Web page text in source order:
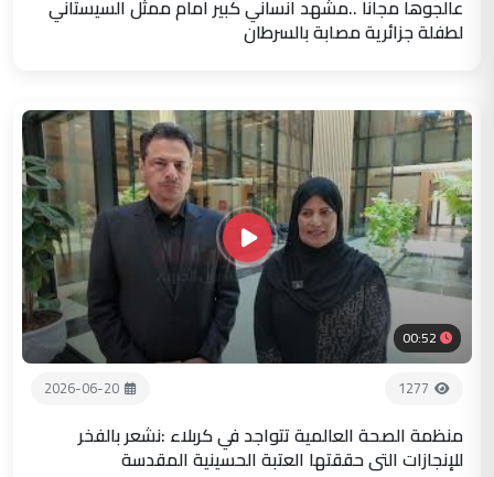
عالجوها مجانا ..مشهد انساني كبير امام ممثل السيستاني
لطفلة جزائرية مصابة بالسرطان
00:52
1277
2026-06-20
منظمة الصحة العالمية تتواجد في كربلاء :نشعر بالفخر
للإنجازات التي حققتها العتبة الحسينية المقدسة